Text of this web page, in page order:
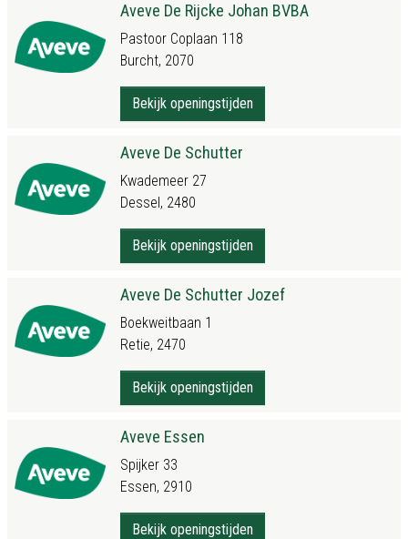
Aveve De Rijcke Johan BVBA
Pastoor Coplaan 118
Burcht, 2070
Bekijk openingstijden
Aveve De Schutter
Kwademeer 27
Dessel, 2480
Bekijk openingstijden
Aveve De Schutter Jozef
Boekweitbaan 1
Retie, 2470
Bekijk openingstijden
Aveve Essen
Spijker 33
Essen, 2910
Bekijk openingstijden